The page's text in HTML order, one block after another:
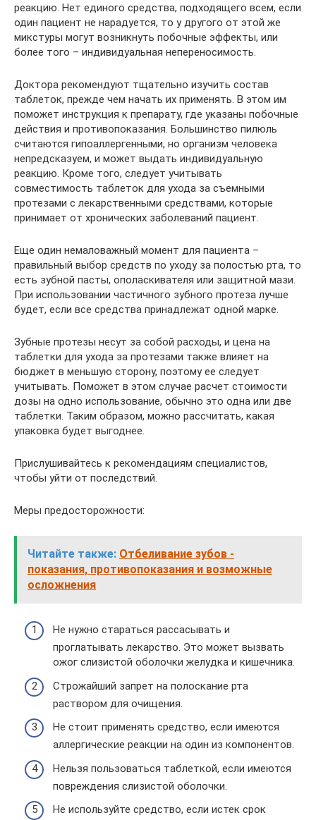
реакцию. Нет единого средства, подходящего всем, если
один пациент не нарадуется, то у другого от этой же
микстуры могут возникнуть побочные эффекты, или
более того – индивидуальная непереносимость.
Доктора рекомендуют тщательно изучить состав
таблеток, прежде чем начать их применять. В этом им
поможет инструкция к препарату, где указаны побочные
действия и противопоказания. Большинство пилюль
считаются гипоаллергенными, но организм человека
непредсказуем, и может выдать индивидуальную
реакцию. Кроме того, следует учитывать
совместимость таблеток для ухода за съемными
протезами с лекарственными средствами, которые
принимает от хронических заболеваний пациент.
Еще один немаловажный момент для пациента –
правильный выбор средств по уходу за полостью рта, то
есть зубной пасты, ополаскивателя или защитной мази.
При использовании частичного зубного протеза лучше
будет, если все средства принадлежат одной марке.
Зубные протезы несут за собой расходы, и цена на
таблетки для ухода за протезами также влияет на
бюджет в меньшую сторону, поэтому ее следует
учитывать. Поможет в этом случае расчет стоимости
дозы на одно использование, обычно это одна или две
таблетки. Таким образом, можно рассчитать, какая
упаковка будет выгоднее.
Прислушивайтесь к рекомендациям специалистов,
чтобы уйти от последствий.
Меры предосторожности:
Читайте также: Отбеливание зубов -
показания, противопоказания и возможные
осложнения
Не нужно стараться рассасывать и
проглатывать лекарство. Это может вызвать
ожог слизистой оболочки желудка и кишечника.
Строжайший запрет на полоскание рта
раствором для очищения.
Не стоит применять средство, если имеются
аллергические реакции на один из компонентов.
Нельзя пользоваться таблеткой, если имеются
повреждения слизистой оболочки.
Не используйте средство, если истек срок